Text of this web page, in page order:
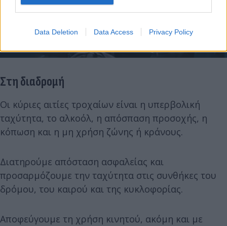
Data Deletion Data Access Privacy Policy
Στη διαδρομή
Οι κύριες αιτίες τροχαίων είναι η υπερβολική
ταχύτητα, το αλκοόλ, η απόσπαση προσοχής, η
κόπωση και η μη χρήση ζώνης ή κράνους.
Διατηρούμε απόσταση ασφαλείας και
προσαρμόζουμε την ταχύτητα στις συνθήκες του
δρόμου, του καιρού και της κυκλοφορίας.
Αποφεύγουμε τη χρήση κινητού, ακόμη και με